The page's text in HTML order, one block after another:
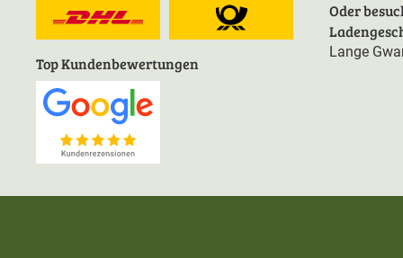
Top Kundenbewertungen
Oder
Lange